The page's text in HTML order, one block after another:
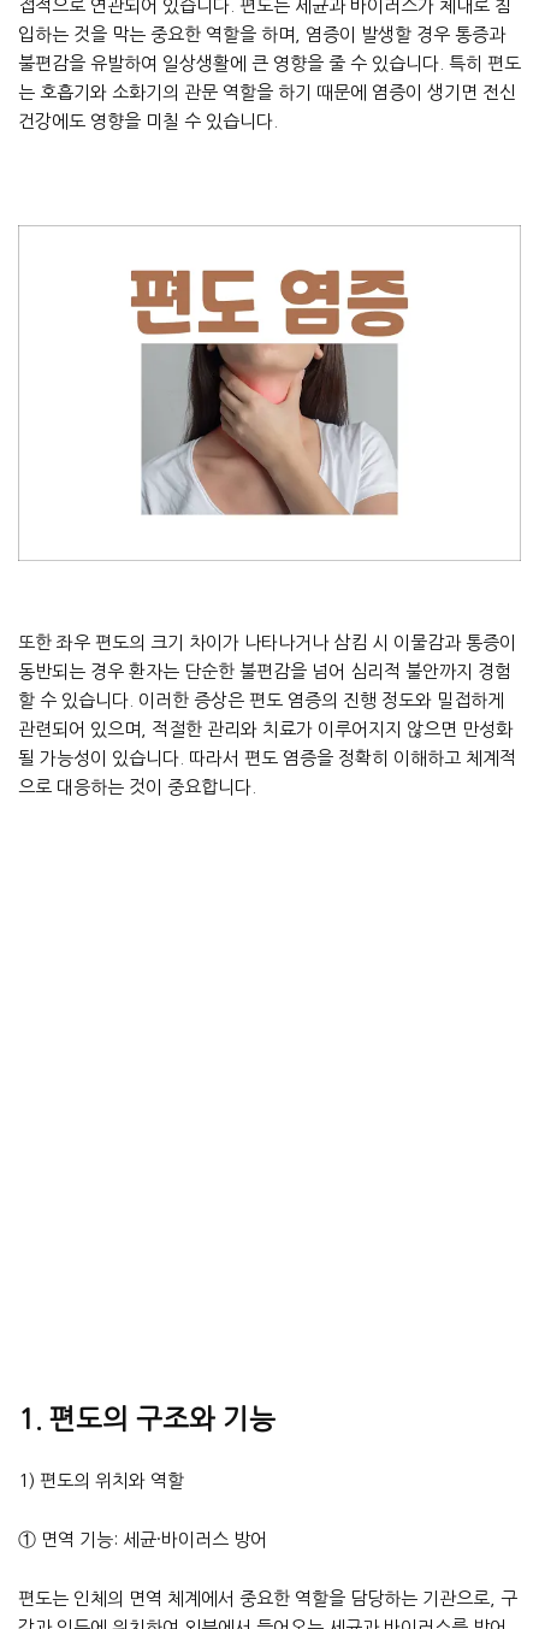
접적으로 연관되어 있습니다. 편도는 세균과 바이러스가 체내로 침
입하는 것을 막는 중요한 역할을 하며, 염증이 발생할 경우 통증과
불편감을 유발하여 일상생활에 큰 영향을 줄 수 있습니다. 특히 편도
는 호흡기와 소화기의 관문 역할을 하기 때문에 염증이 생기면 전신
건강에도 영향을 미칠 수 있습니다.
또한 좌우 편도의 크기 차이가 나타나거나 삼킴 시 이물감과 통증이
동반되는 경우 환자는 단순한 불편감을 넘어 심리적 불안까지 경험
할 수 있습니다. 이러한 증상은 편도 염증의 진행 정도와 밀접하게
관련되어 있으며, 적절한 관리와 치료가 이루어지지 않으면 만성화
될 가능성이 있습니다. 따라서 편도 염증을 정확히 이해하고 체계적
으로 대응하는 것이 중요합니다.
1. 편도의 구조와 기능
1) 편도의 위치와 역할
① 면역 기능: 세균·바이러스 방어
편도는 인체의 면역 체계에서 중요한 역할을 담당하는 기관으로, 구